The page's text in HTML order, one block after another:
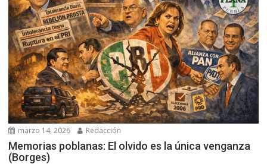
marzo 14, 2026 Redacción
Memorias poblanas: El olvido es la única venganza
(Borges)